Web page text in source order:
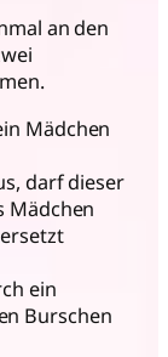
an den
Mädchen
darf dieser
Mädchen
ein
Burschen